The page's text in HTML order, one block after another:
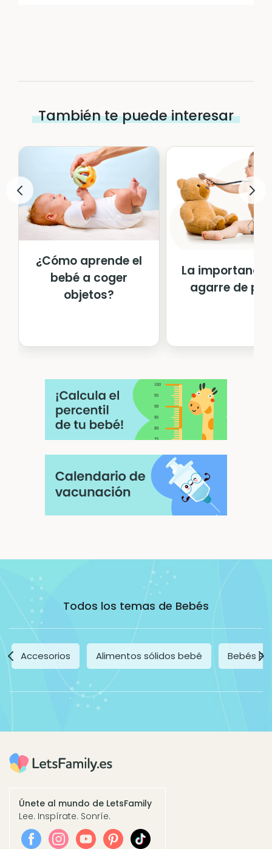
También te puede interesar
¿Cómo aprende el
bebé a coger
objetos?
La
agarre de
Todos los temas de Bebés
Accesorios Alimentos sólidos bebé Bebés
Únete al mundo de LetsFamily
Lee. Inspírate. Sonríe.